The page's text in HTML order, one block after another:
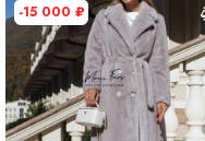
-15 000 ₽